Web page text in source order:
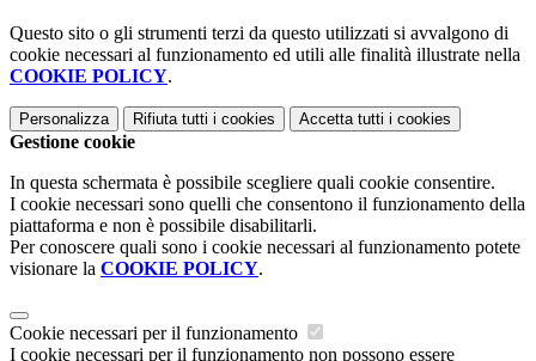
Questo sito o gli strumenti terzi da questo utilizzati si avvalgono di
cookie necessari al funzionamento ed utili alle finalità illustrate nella
COOKIE POLICY.
Personalizza Rifiuta tutti i cookies Accetta tutti i cookies
Gestione cookie
In questa schermata è possibile scegliere quali cookie consentire.
I cookie necessari sono quelli che consentono il funzionamento della
piattaforma e non è possibile disabilitarli.
Per conoscere quali sono i cookie necessari al funzionamento potete
visionare la COOKIE POLICY.
Cookie necessari per il funzionamento
I cookie necessari per il funzionamento non possono essere